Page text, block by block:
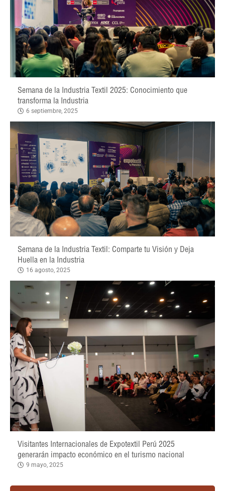
Semana de la Industria Textil 2025: Conocimiento que
transforma la Industria
6 septiembre, 2025
Semana de la Industria Textil: Comparte tu Visión y Deja
Huella en la Industria
16 agosto, 2025
Visitantes Internacionales de Expotextil Perú 2025
generarán impacto económico en el turismo nacional
9 mayo, 2025